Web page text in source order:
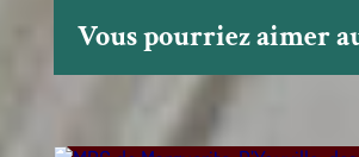
Vous pourriez aimer